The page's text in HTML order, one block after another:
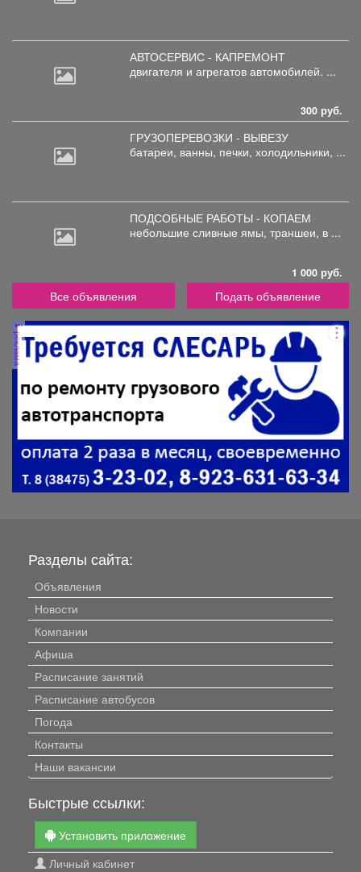
АВТОСЕРВИС - КАПРЕМОНТ
двигателя и агрегатов автомобилей. ...
300 руб.
ГРУЗОПЕРЕВОЗКИ - ВЫВЕЗУ
батареи, ванны, печки, холодильники, ...
ПОДСОБНЫЕ РАБОТЫ - КОПАЕМ
небольшие сливные ямы, траншеи, в ...
1 000 руб.
Все объявления Подать объявление
реклама
Разделы сайта:
Объявления
Новости
Компании
Афиша
Расписание занятий
Расписание автобусов
Погода
Контакты
Наши вакансии
Быстрые ссылки:
Установить приложение
Личный кабинет